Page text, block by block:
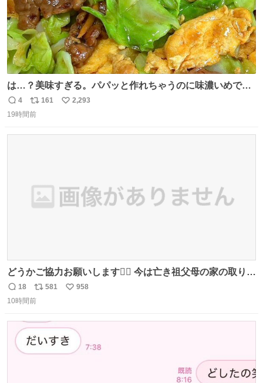
は…？美味すぎる。パパッと作れちゃうのに味濃いめで満
足感エグいの天才だろ🥹
返
信
4
リ
ポ
161
い
2,293
19時間前
どうかご協力お願いします🙇‍♂️ 今は亡き祖父母の家の取り壊
しが決まり、どうしても処分して欲しくない食器棚と机の
引き取り手を探しております この2つは私の祖母が当初一
さで亡くなりましたが、この家具達をとても大切にしてお
りました 続く↓
返
信
18
リ
ポ
ト
数
581
い
数
958
10時間前